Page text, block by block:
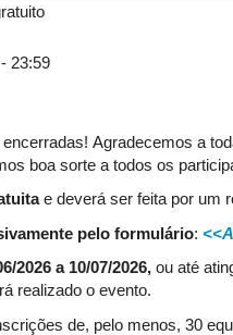
- equipes classificadas
e premiação - equipes e
23:59
Agradecemos a
boa sorte a todos os
e deverá ser feita por um
pelo formulário:
2026 a10/07/2026, ou até
realizado o evento.
de, pelo menos, 30